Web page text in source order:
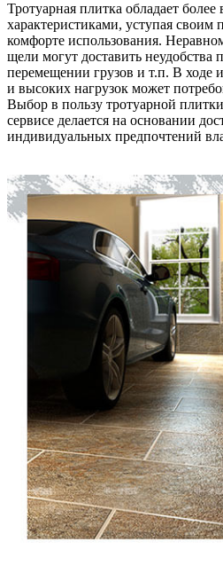
Тротуарная плитка обладает
характеристиками, уступая своим
комфорте использования.
щели могут доставить неудобства
перемещении грузов и т.п. В ходе
и высоких нагрузок может
Выбор в пользу тротуарной
сервисе делается на основании
индивидуальных предпочтений